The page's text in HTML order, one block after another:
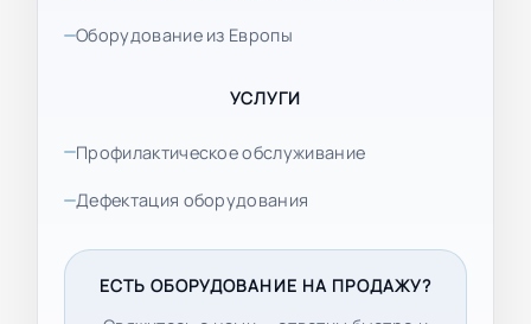
Оборудование из Европы
УСЛУГИ
Профилактическое обслуживание
Дефектация оборудования
ЕСТЬ ОБОРУДОВАНИЕ НА ПРОДАЖУ?